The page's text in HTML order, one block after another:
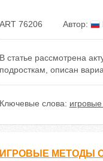
ART 76206 Автор:
В статье рассмотрена
подросткам, описан
Ключевые слова:
ИГРОВЫЕ МЕТОДЫ